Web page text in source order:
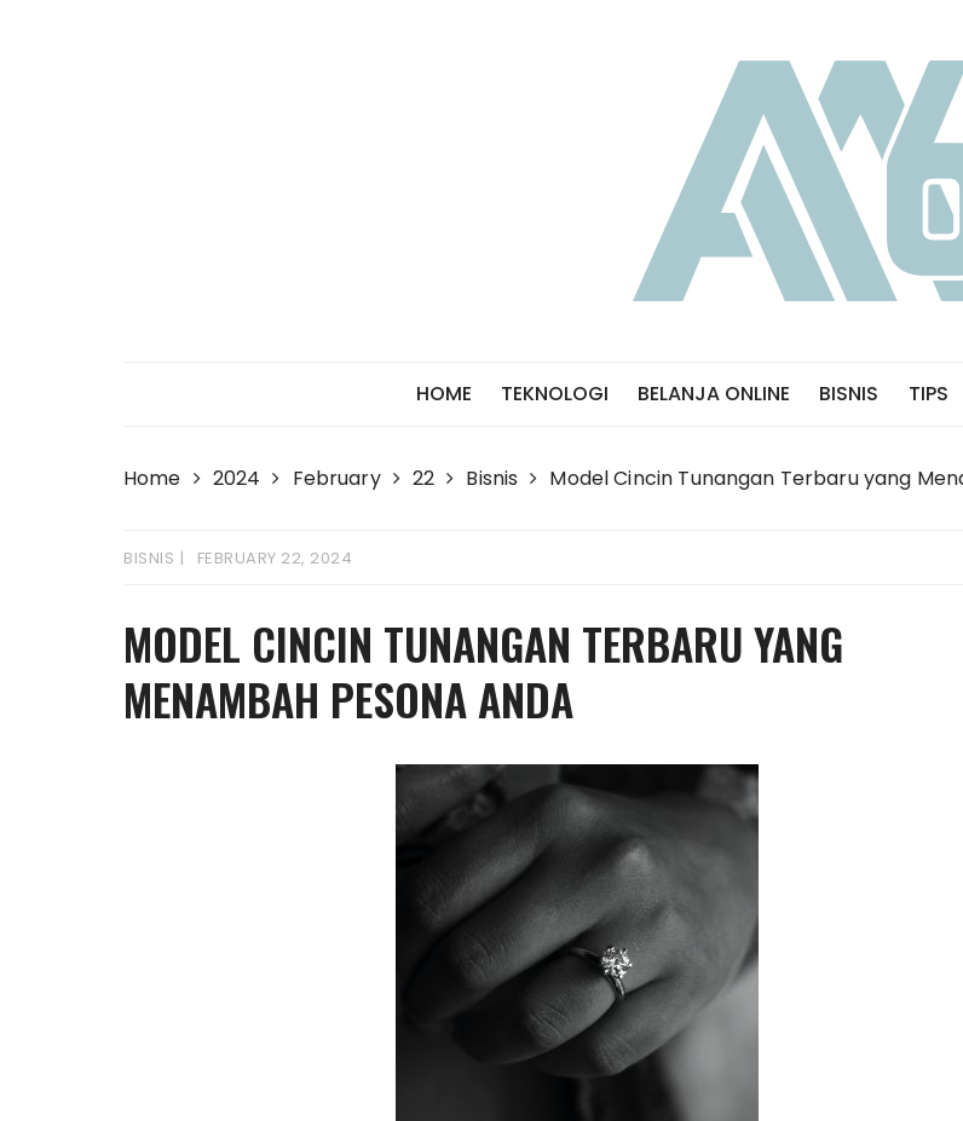
HOME TEKNOLOGI BELANJA ONLINE BISNIS TIPS
Home 2024 February 22 Bisnis Model Cincin Tunangan Terbaru yang
BISNIS FEBRUARY 22, 2024
MODEL CINCIN TUNANGAN TERBARU YANG
MENAMBAH PESONA ANDA